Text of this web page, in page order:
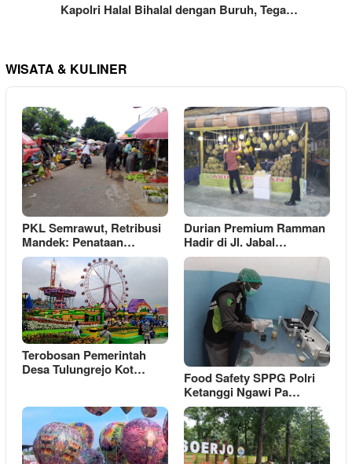
Kapolri Halal Bihalal dengan Buruh, Tega…
WISATA & KULINER
PKL Semrawut, Retribusi
Mandek: Penataan…
Durian Premium Ramman
Hadir di Jl. Jabal…
Terobosan Pemerintah
Desa Tulungrejo Kot…
Food Safety SPPG Polri
Ketanggi Ngawi Pa…